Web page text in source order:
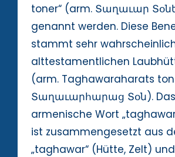
toner“ (arm. Տաղաւար
genannt werden. Diese
stammt sehr
alttestamentlichen
(arm. Taghawaraharats
Տաղաւարհարաց Տօն). Das
armenische Wort
ist zusammengesetzt aus
„taghawar“ (Hütte, Zelt) und